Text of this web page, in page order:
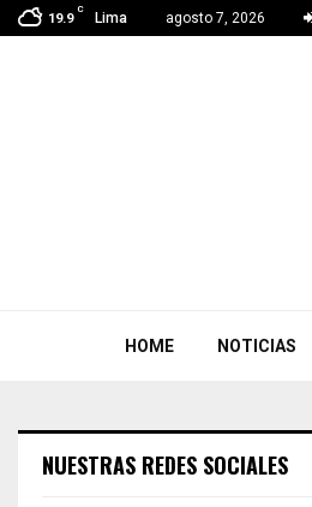
19.9
C
Lima agosto 7, 2026
HOME NOTICIAS
NUESTRAS REDES SOCIALES